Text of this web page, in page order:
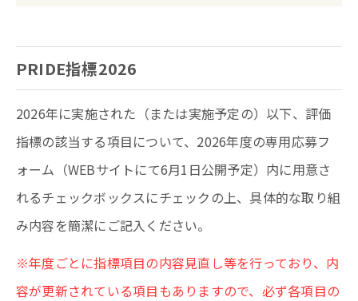
PRIDE指標2026
2026年に実施された（または実施予定の）以下、評価
指標の該当する項目について、2026年度の専用応募フ
ォーム（WEBサイトにて6月1日公開予定）内に用意さ
れるチェックボックスにチェックの上、具体的な取り組
み内容を簡潔にご記入ください。
※年度ごとに指標項目の内容見直し等を行っており、内
容が更新されている項目もありますので、必ず各項目の